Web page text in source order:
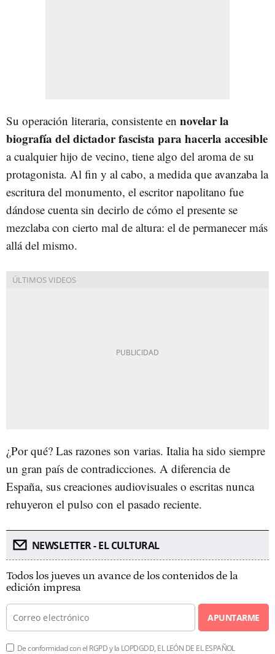
Su operación literaria, consistente en novelar la
biografía del dictador fascista para hacerla accesible
a cualquier hijo de vecino, tiene algo del aroma de su
protagonista. Al fin y al cabo, a medida que avanzaba la
escritura del monumento, el escritor napolitano fue
dándose cuenta sin decirlo de cómo el presente se
mezclaba con cierto mal de altura: el de permanecer más
allá del mismo.
¿Por qué? Las razones son varias. Italia ha sido siempre
un gran país de contradicciones. A diferencia de
España, sus creaciones audiovisuales o escritas nunca
rehuyeron el pulso con el pasado reciente.
NEWSLETTER - EL CULTURAL
Todos los jueves un avance de los contenidos de la
edición impresa
APUNTARME
De conformidad con el RGPD y la LOPDGDD, EL LEÓN DE EL ESPAÑOL